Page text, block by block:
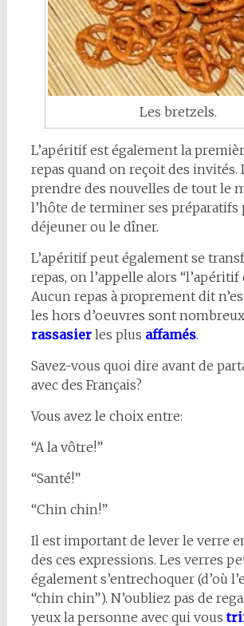
Les bretzels.
L’apéritif est également la
repas quand on reçoit des invités.
prendre des nouvelles de tout le
l’hôte de terminer ses préparatifs
déjeuner ou le dîner.
L’apéritif peut également se
repas, on l’appelle alors “l’apéritif
Aucun repas à proprement dit
les hors d’oeuvres sont
rassasier les plus affamés.
Savez-vous quoi dire avant de
avec des Français?
Vous avez le choix entre:
“A la vôtre!”
“Santé!”
“Chin chin!”
Il est important de lever le verre
des ces expressions. Les verres
également s’entrechoquer (d’où
“chin chin”). N’oubliez pas de
yeux la personne avec qui vous